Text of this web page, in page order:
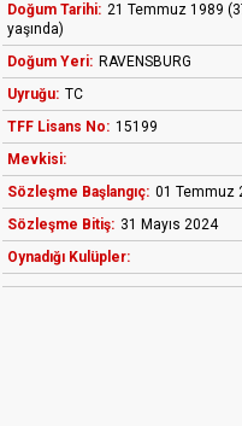
Doğum Tarihi: 21 Temmuz 1989
yaşında)
Doğum Yeri: RAVENSBURG
Uyruğu: TC
TFF Lisans No: 15199
Mevkisi:
Sözleşme Başlangıç: 01 Temmuz
Sözleşme Bitiş: 31 Mayıs 2024
Oynadığı Kulüpler: